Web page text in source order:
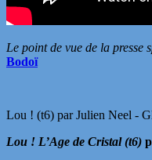
Le point de vue de la presse
Bodoï
Lou ! (t6) par Julien Neel -
Lou ! L’Age de Cristal (t6)